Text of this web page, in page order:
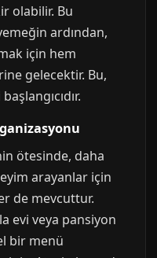
olabilir. Bu
ardından,
için hem
gelecektir. Bu,
ötesinde, daha
arayanlar için
de mevcuttur.
evi veya pansiyon
bir menü